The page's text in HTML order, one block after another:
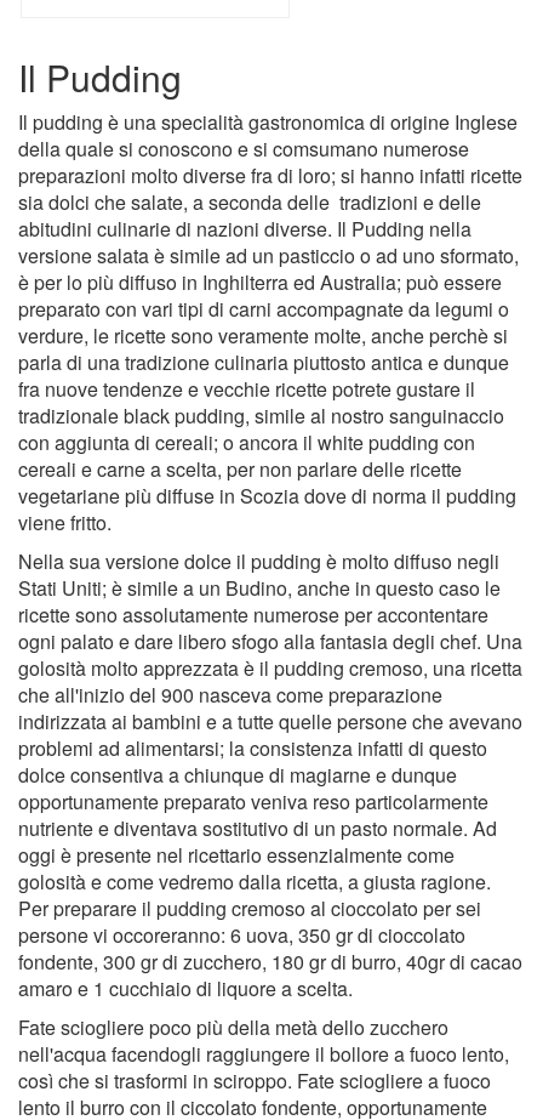
Il Pudding
Il pudding è una specialità gastronomica di origine Inglese
della quale si conoscono e si comsumano numerose
preparazioni molto diverse fra di loro; si hanno infatti ricette
sia dolci che salate, a seconda delle tradizioni e delle
abitudini culinarie di nazioni diverse. Il Pudding nella
versione salata è simile ad un pasticcio o ad uno sformato,
è per lo più diffuso in Inghilterra ed Australia; può essere
preparato con vari tipi di carni accompagnate da legumi o
verdure, le ricette sono veramente molte, anche perchè si
parla di una tradizione culinaria piuttosto antica e dunque
fra nuove tendenze e vecchie ricette potrete gustare il
tradizionale black pudding, simile al nostro sanguinaccio
con aggiunta di cereali; o ancora il white pudding con
cereali e carne a scelta, per non parlare delle ricette
vegetariane più diffuse in Scozia dove di norma il pudding
viene fritto.
Nella sua versione dolce il pudding è molto diffuso negli
Stati Uniti; è simile a un Budino, anche in questo caso le
ricette sono assolutamente numerose per accontentare
ogni palato e dare libero sfogo alla fantasia degli chef. Una
golosità molto apprezzata è il pudding cremoso, una ricetta
che all'inizio del 900 nasceva come preparazione
indirizzata ai bambini e a tutte quelle persone che avevano
problemi ad alimentarsi; la consistenza infatti di questo
dolce consentiva a chiunque di magiarne e dunque
opportunamente preparato veniva reso particolarmente
nutriente e diventava sostitutivo di un pasto normale. Ad
oggi è presente nel ricettario essenzialmente come
golosità e come vedremo dalla ricetta, a giusta ragione.
Per preparare il pudding cremoso al cioccolato per sei
persone vi occoreranno: 6 uova, 350 gr di cioccolato
fondente, 300 gr di zucchero, 180 gr di burro, 40gr di cacao
amaro e 1 cucchiaio di liquore a scelta.
Fate sciogliere poco più della metà dello zucchero
nell'acqua facendogli raggiungere il bollore a fuoco lento,
così che si trasformi in sciroppo. Fate sciogliere a fuoco
lento il burro con il ciccolato fondente, opportunamente